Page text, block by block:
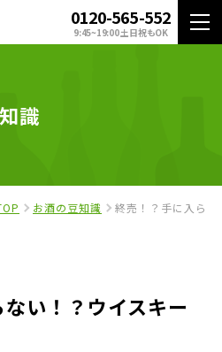
0120-565-552
9:45~19:00 土日祝もOK
識
お酒の豆知識 終売！？手に入ら
い！？ウイスキー